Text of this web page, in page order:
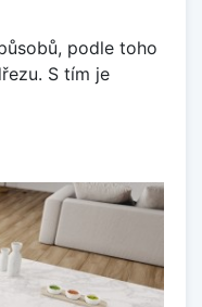
podle toho
S tím je